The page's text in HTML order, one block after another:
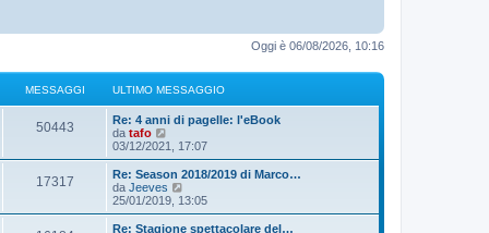
Oggi è 06/08/2026, 10:16
MESSAGGI ULTIMO MESSAGGIO
50443
Re: 4 anni di pagelle: l'eBook
da tafo
e
d
i
u
l
03/12/2021, 17:07
17317
Re: Season 2018/2019 di Marco…
da Jeeves
e
d
i
25/01/2019, 13:05
Re: Stagione spettacolare del…